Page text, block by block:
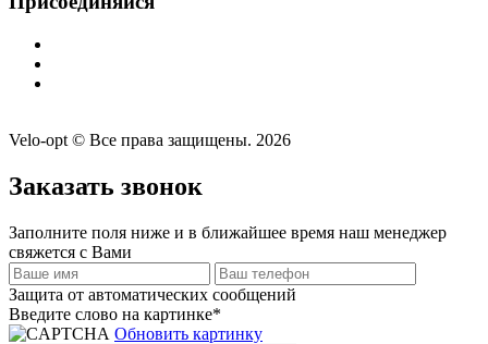
Velo-opt © Все права защищены. 2026
Заказать звонок
Заполните поля ниже и в ближайшее время наш менеджер
свяжется с Вами
Защита от автоматических сообщений
Введите слово на картинке*
Обновить картинку